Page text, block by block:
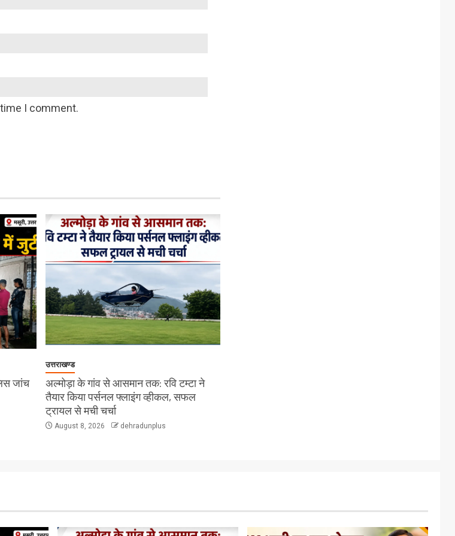
I comment.
जांच
उत्तराखण्ड
अल्मोड़ा के गांव से आसमान तक: रवि टम्टा ने
तैयार किया पर्सनल फ्लाइंग व्हीकल, सफल
ट्रायल से मची चर्चा
August 8, 2026 dehradunplus